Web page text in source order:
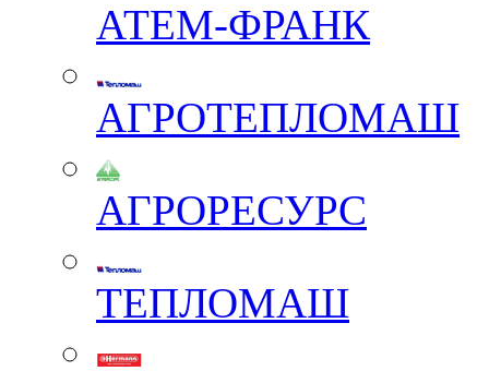
АТЕМ-ФРАНК
АГРОТЕПЛОМАШ
АГРОРЕСУРС
ТЕПЛОМАШ